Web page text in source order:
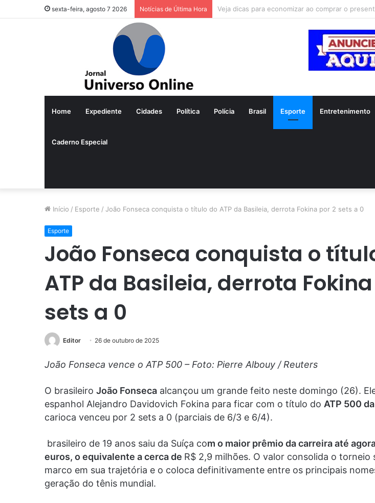
sexta-feira, agosto 7 2026 Notícias de Última Hora Casamento de Davi Brito e Emilly Araújo terá
Home Expediente Cidades Política Polícia Brasil Esporte Entretenimento
Caderno Especial
Início / Esporte / João Fonseca conquista o título do ATP da Basileia, derrota Fokina por 2 sets a 0
Esporte
João Fonseca conquista o
ATP da Basileia, derrota
sets a 0
Editor 26 de outubro de 2025
João Fonseca vence o ATP 500 – Foto: Pierre Albouy / Reuters
O brasileiro João Fonseca alcançou um grande feito neste domingo (26).
espanhol Alejandro Davidovich Fokina para ficar com o título do ATP 500
carioca venceu por 2 sets a 0 (parciais de 6/3 e 6/4).
brasileiro de 19 anos saiu da Suíça com o maior prêmio da carreira até
euros, o equivalente a cerca de R$ 2,9 milhões. O valor consolida o torneio
marco em sua trajetória e o coloca definitivamente entre os principais
geração do tênis mundial.